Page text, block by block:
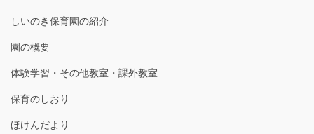
しいのき保育園の紹介
園の概要
体験学習・その他教室・課外教室
保育のしおり
ほけんだより